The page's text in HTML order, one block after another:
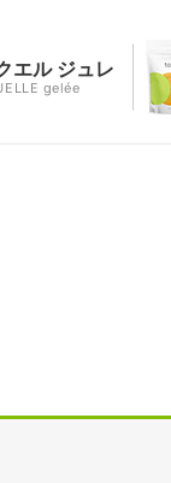
エル ジュレ
gelée